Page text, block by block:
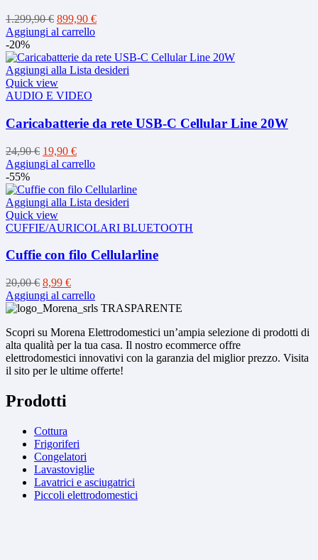
1.299,90€ Il
prezzo
era:
1.299,90 €.
899,90 €Il
è:
899,90 €.
Aggiungi al carrello
-20%
Aggiungi alla Lista desideri
Quick view
AUDIO E VIDEO
Caricabatterie da rete USB-C Cellular Line 20W
24,90€ Il
prezzo
era:
24,90 €.
19,90 €Il
prezzo
è:
19,90 €.
Aggiungi al carrello
-55%
Aggiungi alla Lista desideri
Quick view
CUFFIE/AURICOLARI BLUETOOTH
Cuffie con filo Cellularline
20,00€ Il
prezzo
originale
20,00 €.
8,99 €Il
prezzo
attuale
8,99 €.
Aggiungi al carrello
Scopri su Morena Elettrodomestici un’ampia selezione di prodotti di
alta qualità per la tua casa. Il nostro ecommerce offre
elettrodomestici innovativi con la garanzia del miglior prezzo. Visita
il sito per le ultime offerte!
Prodotti
Cottura
Frigoriferi
Congelatori
Lavastoviglie
Lavatrici e asciugatrici
Piccoli elettrodomestici